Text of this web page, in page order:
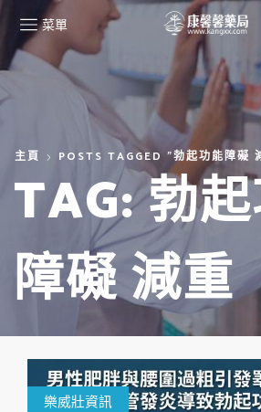
菜單
主頁 POSTS TAGGED "勃起功能障礙
TAG: 勃
障礙 減重
樂威壯資訊